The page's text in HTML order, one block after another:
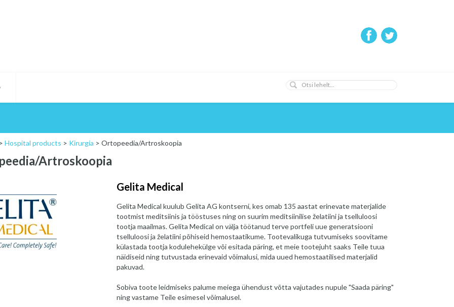
Hospital products > Kirurgia > Ortopeedia/Artroskoopia
Artroskoopia
Gelita Medical
Gelita Medical kuulub Gelita AG kontserni, kes omab 135 aastat erinevate materjalide
tootmist meditsiinis ja tööstuses ning on suurim meditsiinilise želatiini ja tselluloosi
tootja maailmas. Gelita Medical on välja töötanud terve portfeli uue generatsiooni
tselluloosi ja želatiini põhiseid hemostaatikume. Tootevalikuga tutvumiseks soovitame
külastada tootja kodulehekülge või esitada päring, et meie tootejuht saaks Teile tuua
näidiseid ning tutvustada erinevaid võimalusi, mida uued hemostaatilised materjalid
pakuvad.
Sobiva toote leidmiseks palume meiega ühendust võtta vajutades nupule "Saada päring"
ning vastame Teile esimesel võimalusel.